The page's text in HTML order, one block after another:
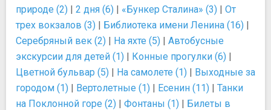
природе (2) | 2 дня (6) | «Бункер Сталина» (3) | От
трех вокзалов (3) | Библиотека имени Ленина (16) |
Серебряный век (2) | На яхте (5) | Автобусные
экскурсии для детей (1) | Конные прогулки (6) |
Цветной бульвар (5) | На самолете (1) | Выходные за
городом (1) | Вертолетные (1) | Есенин (11) | Танки
на Поклонной горе (2) | Фонтаны (1) | Билеты в